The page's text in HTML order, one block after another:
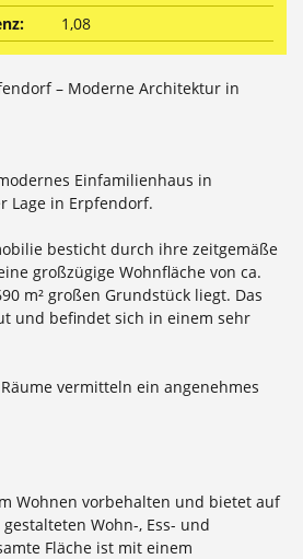
1,08
– Moderne Architektur in
Einfamilienhaus in
Lage in Erpfendorf.
besticht durch ihre zeitgemäße
großzügige Wohnfläche von ca.
m² großen Grundstück liegt. Das
und befindet sich in einem sehr
vermitteln ein angenehmes
Wohnen vorbehalten und bietet auf
Wohn-, Ess- und
Fläche ist mit einem